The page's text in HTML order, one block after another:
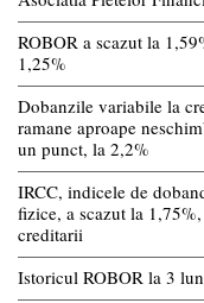
ROBOR a scazut la
1,25%
Dobanzile variabile la
ramane aproape
un punct, la 2,2%
IRCC, indicele de
fizice, a scazut la
creditarii
Istoricul ROBOR la 3